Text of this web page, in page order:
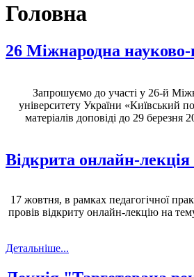
Головна
26 Міжнародна
Запрошуємо до участі у 26-й
університету України «Київський
матеріалів доповіді до 29 березня
Відкрита онлайн-
17 жовтня, в рамках педагогічної
провів відкриту онлайн-лекцію на
Детальніше...